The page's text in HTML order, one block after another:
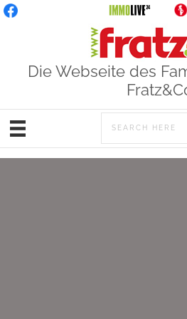
Die Webseite des